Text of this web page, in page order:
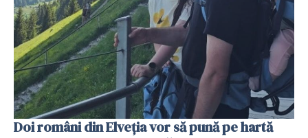
Doi români din Elveția vor să pună pe hartă